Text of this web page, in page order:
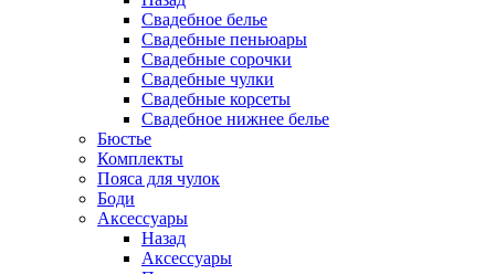
Свадебное белье
Свадебные пеньюары
Свадебные сорочки
Свадебные чулки
Свадебные корсеты
Свадебное нижнее белье
Бюстье
Комплекты
Пояса для чулок
Боди
Аксессуары
Назад
Аксессуары